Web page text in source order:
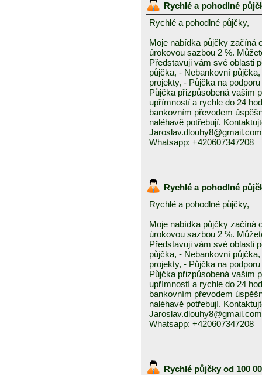
Rychlé a pohodlné
Rychlé a pohodlné půjčky,
Moje nabídka půjčky začíná
úrokovou sazbou 2 %.
Představuji vám své oblasti
půjčka, - Nebankovní
projekty, - Půjčka na
Půjčka přizpůsobená vašim
upřímností a rychle do 24
bankovním převodem
naléhavě potřebují.
Jaroslav.dlouhy8@gmail.com
Whatsapp: +420607347208
Rychlé a pohodlné
Rychlé a pohodlné půjčky,
Moje nabídka půjčky začíná
úrokovou sazbou 2 %.
Představuji vám své oblasti
půjčka, - Nebankovní
projekty, - Půjčka na
Půjčka přizpůsobená vašim
upřímností a rychle do 24
bankovním převodem
naléhavě potřebují.
Jaroslav.dlouhy8@gmail.com
Whatsapp: +420607347208
Rychlé půjčky od 100